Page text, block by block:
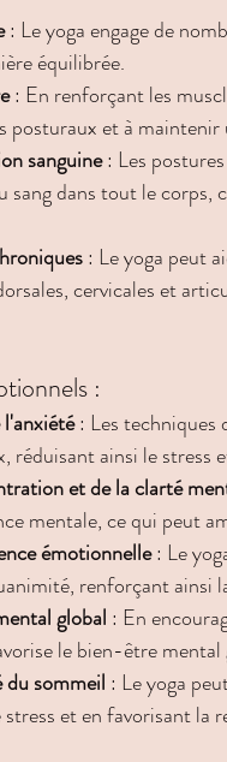
: Le yoga engage de
équilibrée.
: En renforçant les
posturaux et à
sanguine : Les
dans tout le corps,
: Le yoga peut
cervicales et
:
: Les techniques
réduisant ainsi le stress
et de la clarté
mentale, ce qui peut
émotionnelle : Le
renforçant ainsi
global : En
le bien-être
sommeil : Le yoga
et en favorisant la